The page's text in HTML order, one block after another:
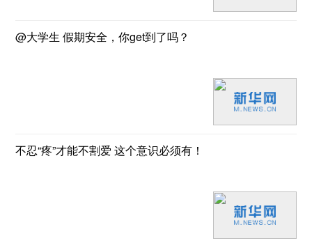
@大学生 假期安全，你get到了吗？
不忍“疼”才能不割爱 这个意识必须有！